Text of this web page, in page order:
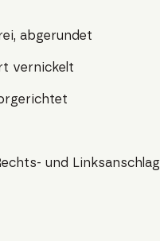
abgerundet
vernickelt
und Linksanschlag